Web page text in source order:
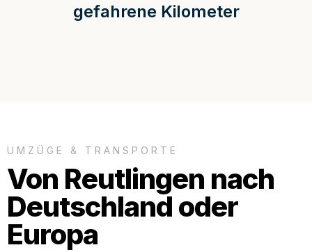
gefahrene Kilometer
UMZÜGE & TRANSPORTE
Von Reutlingen nach
Deutschland oder
Europa